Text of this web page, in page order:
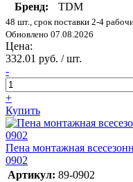
Бренд:
TDM
48 шт., срок поставки 2-4
Обновлено 07.08.2026
Цена:
332.01 руб. / шт.
-
+
Купить
Пена монтажная
0902
Артикул: 89-0902